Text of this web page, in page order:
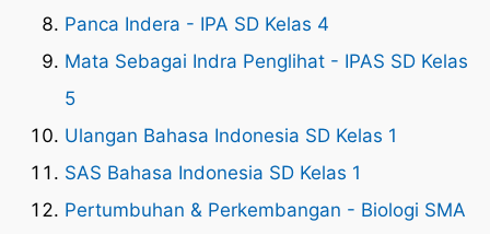
Panca Indera - IPA SD Kelas 4
Mata Sebagai Indra Penglihat - IPAS SD Kelas
5
Ulangan Bahasa Indonesia SD Kelas 1
SAS Bahasa Indonesia SD Kelas 1
Pertumbuhan & Perkembangan - Biologi SMA